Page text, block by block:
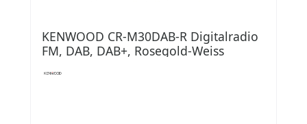
KENWOOD CR-M30DAB-R Digitalradio
FM, DAB, DAB+, Rosegold-Weiss